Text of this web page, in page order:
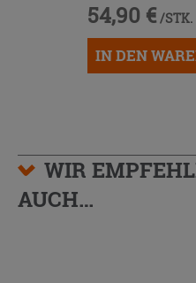
54,90 € /STK.
IN DEN
WIR
AUCH…